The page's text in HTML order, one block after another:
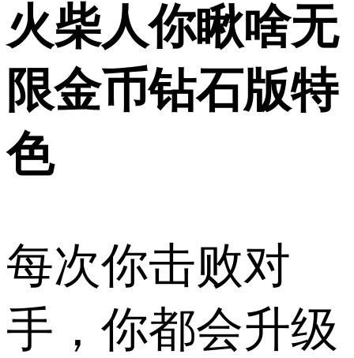
火柴人你瞅啥无
限金币钻石版特
色
每次你击败对
手，你都会升级